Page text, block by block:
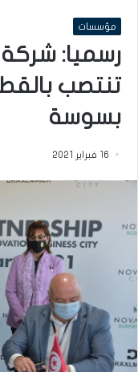
مؤسسات
رسميا: شركة
تنتصب
بسوسة
16 فبراير 2021